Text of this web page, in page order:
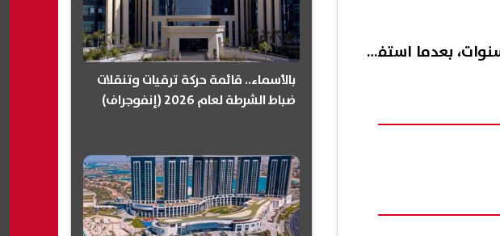
سنوات، بعدما استفاد
بالأسماء.. قائمة حركة ترقيات وتنقلات
ضباط الشرطة لعام 2026 (إنفوجراف)